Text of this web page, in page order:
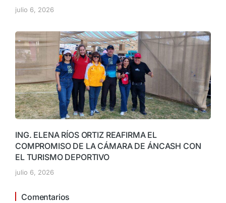
julio 6, 2026
ING. ELENA RÍOS ORTIZ REAFIRMA EL
COMPROMISO DE LA CÁMARA DE ÁNCASH CON
EL TURISMO DEPORTIVO
julio 6, 2026
Comentarios